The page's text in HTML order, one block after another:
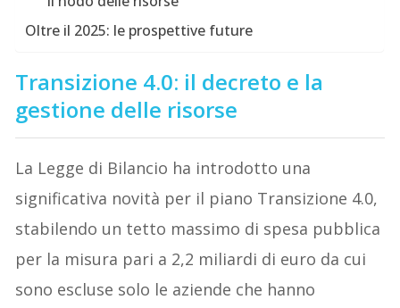
Oltre il 2025: le prospettive future
Transizione 4.0: il decreto e la
gestione delle risorse
La Legge di Bilancio ha introdotto una
significativa novità per il piano Transizione 4.0,
stabilendo un tetto massimo di spesa pubblica
per la misura pari a 2,2 miliardi di euro da cui
sono escluse solo le aziende che hanno